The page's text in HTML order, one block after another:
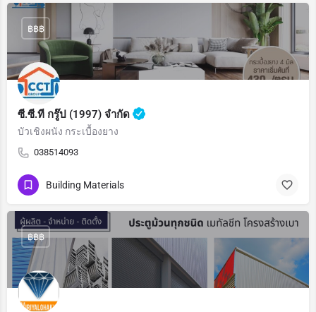
ซี.ซี.ที กรู๊ป (1997) จำกัด
บัวเชิงผนัง กระเบื้องยาง
038514093
฿฿฿
Building Materials
฿฿฿